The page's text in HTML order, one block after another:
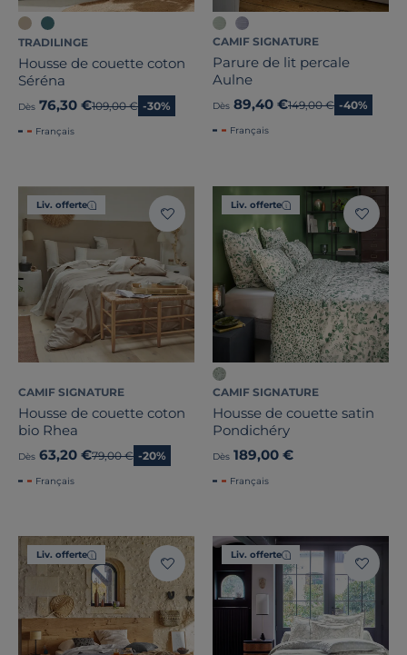
TRADILINGE
Housse de couette coton
Séréna
Dès 76,30 €Ancien prix
109,00 € -30%
Français
CAMIF SIGNATURE
Parure de lit percale
Aulne
Dès 89,40 €Ancien prix
149,00 € -40%
Français
Liv. offerte
CAMIF SIGNATURE
Housse de couette coton
bio Rhea
Dès 63,20 €Ancien prix
79,00 € -20%
Français
Liv. offerte
CAMIF SIGNATURE
Housse de couette satin
Pondichéry
Dès 189,00 €
Français
Liv. offerte Liv. offerte